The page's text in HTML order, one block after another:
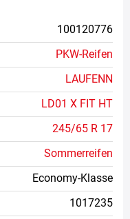
100120776
PKW-Reifen
LAUFENN
LD01 X FIT HT
245/65 R 17
Sommerreifen
Economy-Klasse
1017235